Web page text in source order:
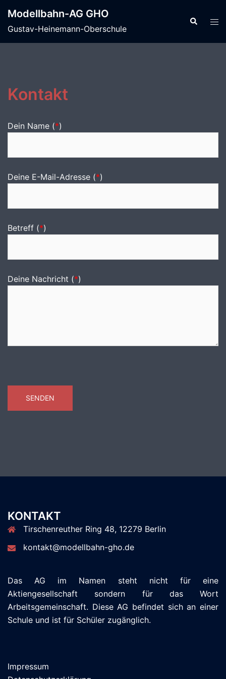
Inhalt
springen
Modellbahn-AG GHO
Gustav-Heinemann-Oberschule
Suche
Kontakt
Dein Name (*)
Deine E-Mail-Adresse (*)
Betreff (*)
Deine Nachricht (*)
KONTAKT
Tirschenreuther Ring 48, 12279 Berlin
kontakt@modellbahn-gho.de
Das AG im Namen steht nicht für eine
Aktiengesellschaft sondern für das Wort
Arbeitsgemeinschaft. Diese AG befindet sich an einer
Schule und ist für Schüler zugänglich.
Impressum